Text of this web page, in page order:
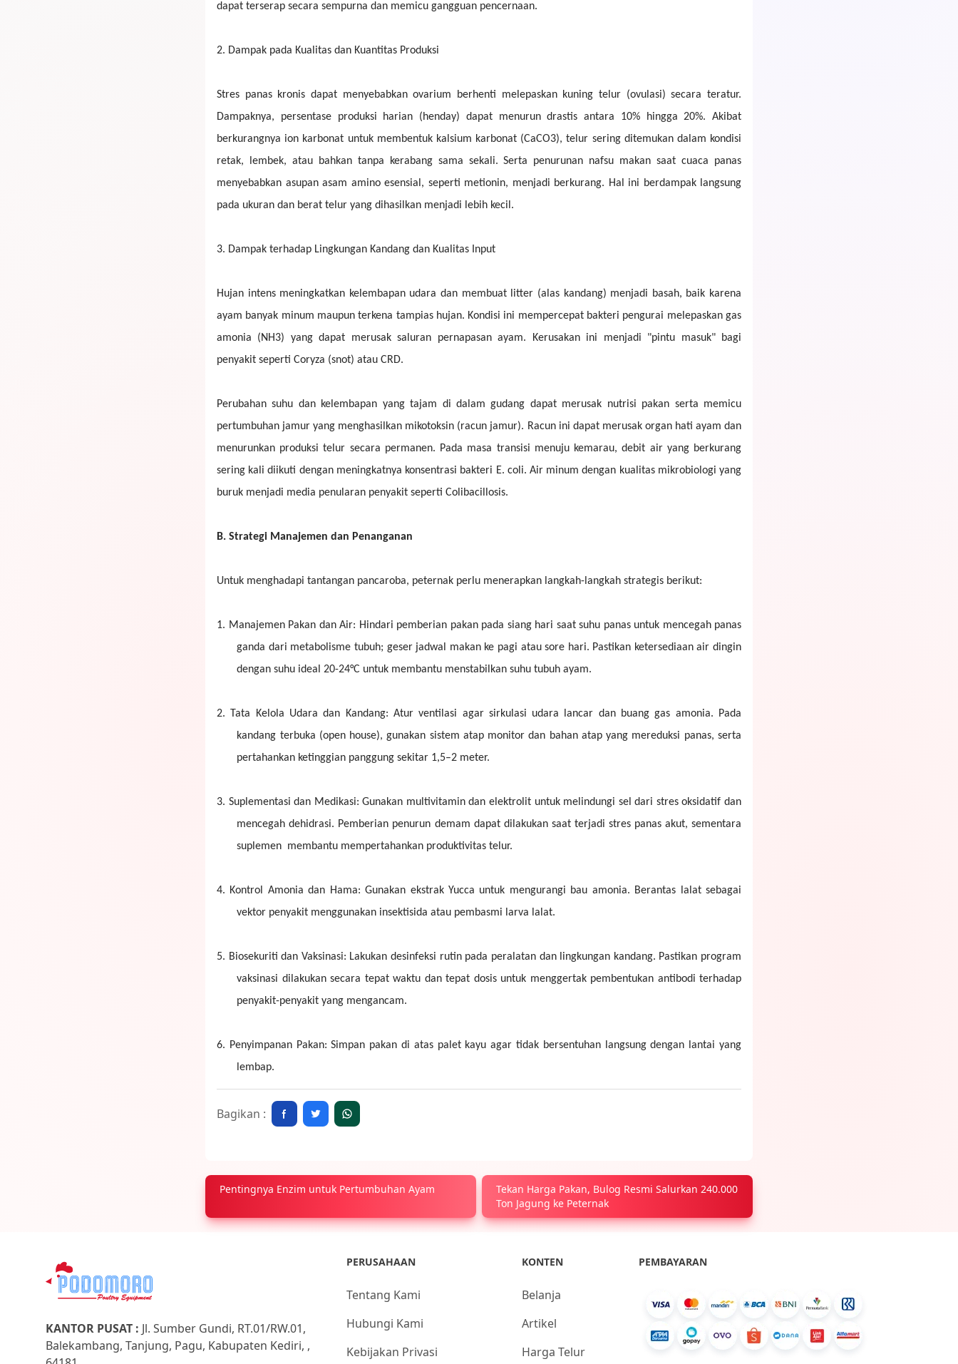
dapat terserap secara sempurna dan memicu gangguan pencernaan.
2. Dampak pada Kualitas dan Kuantitas Produksi
Stres panas kronis dapat menyebabkan ovarium berhenti melepaskan kuning telur (ovulasi) secara teratur.
Dampaknya, persentase produksi harian (henday) dapat menurun drastis antara 10% hingga 20%. Akibat
berkurangnya ion karbonat untuk membentuk kalsium karbonat (CaCO3), telur sering ditemukan dalam kondisi
retak, lembek, atau bahkan tanpa kerabang sama sekali. Serta penurunan nafsu makan saat cuaca panas
menyebabkan asupan asam amino esensial, seperti metionin, menjadi berkurang. Hal ini berdampak langsung
pada ukuran dan berat telur yang dihasilkan menjadi lebih kecil.
3. Dampak terhadap Lingkungan Kandang dan Kualitas Input
Hujan intens meningkatkan kelembapan udara dan membuat litter (alas kandang) menjadi basah, baik karena
ayam banyak minum maupun terkena tampias hujan. Kondisi ini mempercepat bakteri pengurai melepaskan gas
amonia (NH3) yang dapat merusak saluran pernapasan ayam. Kerusakan ini menjadi "pintu masuk" bagi
penyakit seperti Coryza (snot) atau CRD.
Perubahan suhu dan kelembapan yang tajam di dalam gudang dapat merusak nutrisi pakan serta memicu
pertumbuhan jamur yang menghasilkan mikotoksin (racun jamur). Racun ini dapat merusak organ hati ayam dan
menurunkan produksi telur secara permanen. Pada masa transisi menuju kemarau, debit air yang berkurang
sering kali diikuti dengan meningkatnya konsentrasi bakteri E. coli. Air minum dengan kualitas mikrobiologi yang
buruk menjadi media penularan penyakit seperti Colibacillosis.
B. Strategi Manajemen dan Penanganan
Untuk menghadapi tantangan pancaroba, peternak perlu menerapkan langkah-langkah strategis berikut:
1. Manajemen Pakan dan Air: Hindari pemberian pakan pada siang hari saat suhu panas untuk mencegah panas
ganda dari metabolisme tubuh; geser jadwal makan ke pagi atau sore hari. Pastikan ketersediaan air dingin
dengan suhu ideal 20-24°C untuk membantu menstabilkan suhu tubuh ayam.
2. Tata Kelola Udara dan Kandang: Atur ventilasi agar sirkulasi udara lancar dan buang gas amonia. Pada
kandang terbuka (open house), gunakan sistem atap monitor dan bahan atap yang mereduksi panas, serta
pertahankan ketinggian panggung sekitar 1,5–2 meter.
3. Suplementasi dan Medikasi: Gunakan multivitamin dan elektrolit untuk melindungi sel dari stres oksidatif dan
mencegah dehidrasi. Pemberian penurun demam dapat dilakukan saat terjadi stres panas akut, sementara
suplemen membantu mempertahankan produktivitas telur.
4. Kontrol Amonia dan Hama: Gunakan ekstrak Yucca untuk mengurangi bau amonia. Berantas lalat sebagai
vektor penyakit menggunakan insektisida atau pembasmi larva lalat.
5. Biosekuriti dan Vaksinasi: Lakukan desinfeksi rutin pada peralatan dan lingkungan kandang. Pastikan program
vaksinasi dilakukan secara tepat waktu dan tepat dosis untuk menggertak pembentukan antibodi terhadap
penyakit-penyakit yang mengancam.
6. Penyimpanan Pakan: Simpan pakan di atas palet kayu agar tidak bersentuhan langsung dengan lantai yang
lembap.
Bagikan :
Pentingnya Enzim untuk Pertumbuhan Ayam
Tekan Harga Pakan, Bulog Resmi Salurkan 240.000
Ton Jagung ke Peternak
KANTOR PUSAT : Jl. Sumber Gundi, RT.01/RW.01,
Balekambang, Tanjung, Pagu, Kabupaten Kediri, ,
PERUSAHAAN
Tentang Kami
Hubungi Kami
Kebijakan Privasi
KONTEN
Belanja
Artikel
Harga Telur
PEMBAYARAN